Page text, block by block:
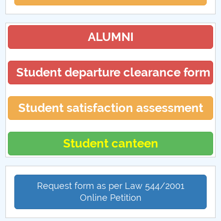
ALUMNI
Student departure clearance form
Student satisfaction assessment
Student canteen
Request form as per Law 544/2001
Online Petition